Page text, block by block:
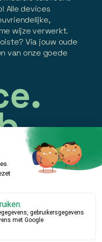
Alle devices
wijze verwerkt.
Via jouw oude
van onze goede